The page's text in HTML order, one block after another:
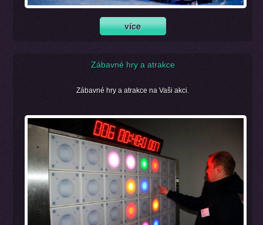
Zábavné hry a atrakce
Zábavné hry a atrakce na Vaši akci.